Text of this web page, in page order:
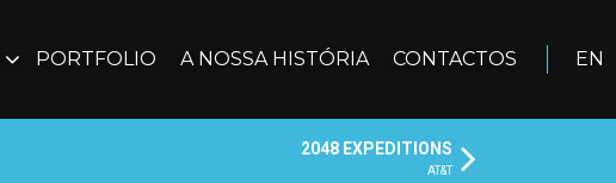
PORTFOLIO A NOSSA HISTÓRIA CONTACTOS EN
2048 EXPEDITIONS
AT&T